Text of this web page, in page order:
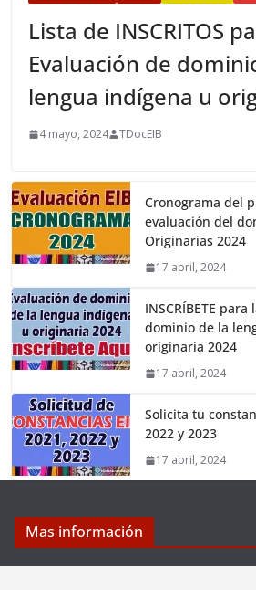
Lista de INSCRITOS
Evaluación de
lengua indígena u
4 mayo, 2024 TDocEIB
Cronograma del
evaluación del
Originarias 2024
17 abril, 2024
INSCRÍBETE
dominio de la
originaria 2024
17 abril, 2024
Solicita tu
2022 y 2023
17 abril, 2024
Mas información